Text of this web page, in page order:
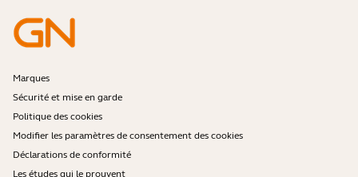
Programme Développeurs
Programme Partenaires
Politique de fin de vie de l'entreprise
Marques
Sécurité et mise en garde
Politique des cookies
Modifier les paramètres de consentement des cookies
Déclarations de conformité
Les études qui le prouvent